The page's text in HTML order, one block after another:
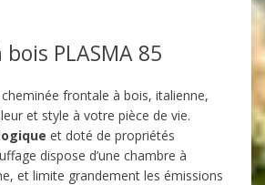
PLASMA 85
frontale à bois, italienne,
et style à votre pièce de vie.
et doté de propriétés
dispose d’une chambre à
et limite grandement les émissions